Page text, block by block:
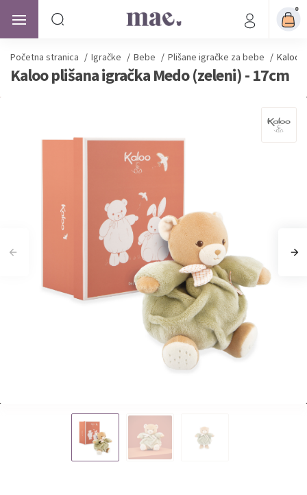
0
Početna stranica / Igračke / Bebe / Plišane igračke za bebe / Kaloo
Kaloo plišana igračka Medo (zeleni) - 17cm